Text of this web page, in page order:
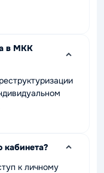
в МКК
кабинета?
к личному